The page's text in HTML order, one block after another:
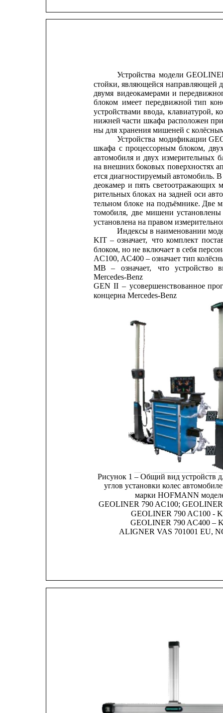
Устройства модели
стойки, являющейся направляющей
двумя видеокамерами и
блоком имеет передвижной тип
устройствами ввода, клавиатурой,
нижней части шкафа расположен
ны для хранения мишеней с
Устройства модификации
шкафа с процессорным блоком,
автомобиля и двух измерительных
на внешнихбоковых поверхностях
ется диагностируемый автомобиль.
деокамер и пять светоотражающих
рительных блоках на задней оси
тельном блоке на подъёмнике. Две
томобиля, две мишени установлены
установлена на правом
Индексы в наименовании
KIT – означает, что комплект
блоком, но не включает в себя
AC100, AC400 – означает тип
MB
– означает, что устройство
Mercedes-Benz
GEN II – усовершенствованное
концерна Mercedes-Benz
Рисунок 1 – Общий вид устройств
углов установки колес
марки HOFMANN
GEOLINER 790 AC100;
GEOLINER 790 AC100 -
GEOLINER 790 AC400 –
ALIGNER VAS 701001 EU,